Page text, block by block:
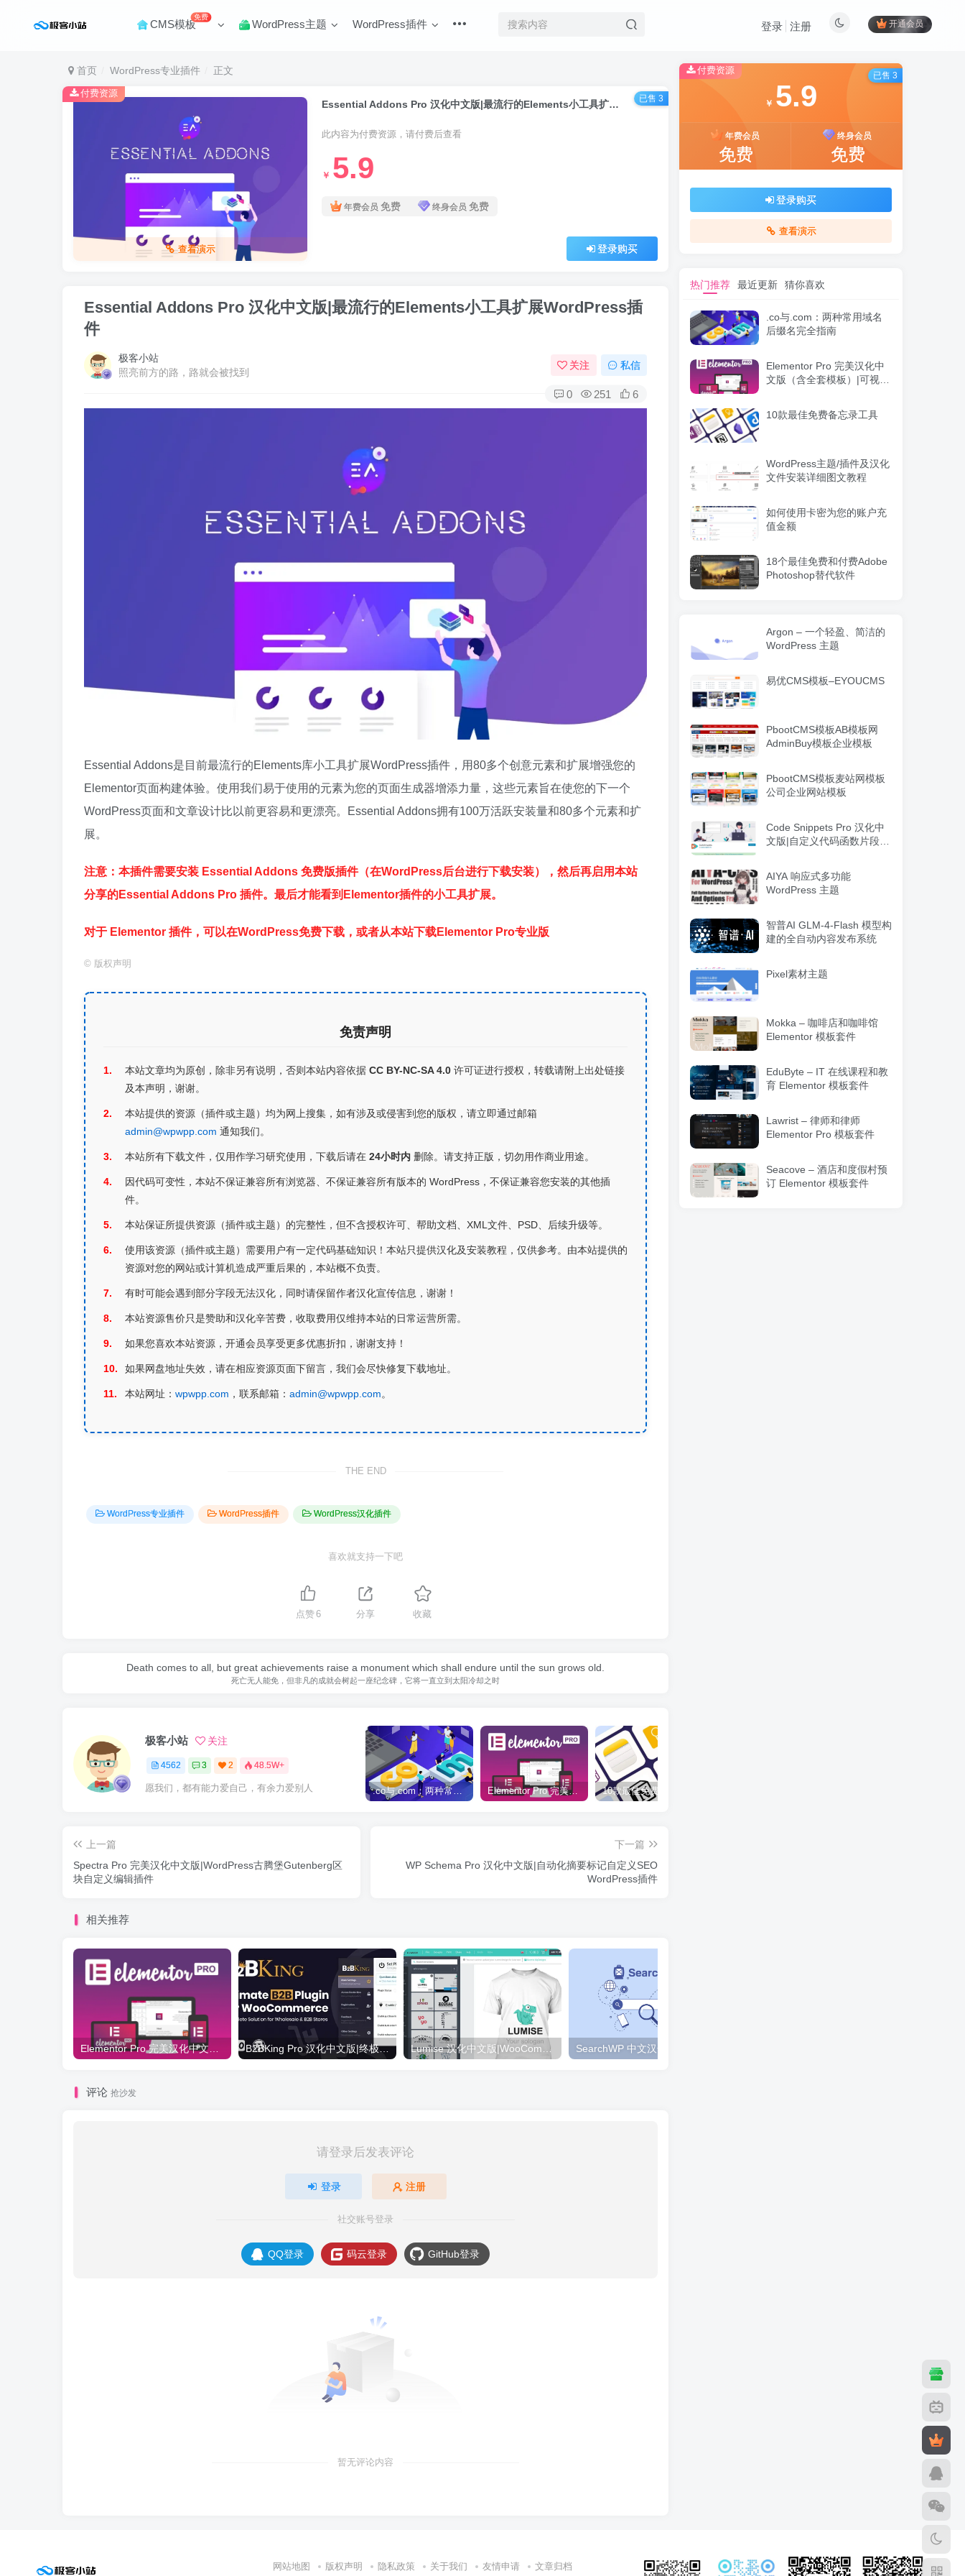
CMS模板
免费
WordPress主题 WordPress插件 开通会员
登录 注册
首页 WordPress专业插件 正文
查看演示
Essential Addons Pro 汉化中文版|最流行的Elements小工具扩展WordPress插件
此内容为付费资源，请付费后查看
￥ 5.9
年费会员 免费 终身会员 免费
登录购买
付费资源
已售 3
Essential Addons Pro 汉化中文版|最流行的Elements小工具扩展WordPress插
件
极客小站
照亮前方的路，路就会被找到
关注 私信
0 251 6
Essential Addons是目前最流行的Elements库小工具扩展WordPress插件，用80多个创意元素和扩展增强您的
Elementor页面构建体验。使用我们易于使用的元素为您的页面生成器增添力量，这些元素旨在使您的下一个
WordPress页面和文章设计比以前更容易和更漂亮。Essential Addons拥有100万活跃安装量和80多个元素和扩
展。
注意：本插件需要安装 Essential Addons 免费版插件（在WordPress后台进行下载安装），然后再启用本站
分享的Essential Addons Pro 插件。最后才能看到Elementor插件的小工具扩展。
对于 Elementor 插件，可以在WordPress免费下载，或者从本站下载Elementor Pro专业版
© 版权声明
免责声明
本站文章均为原创，除非另有说明，否则本站内容依据 CC BY-NC-SA 4.0 许可证进行授权，转载请附上出处链接
及本声明，谢谢。
本站提供的资源（插件或主题）均为网上搜集，如有涉及或侵害到您的版权，请立即通过邮箱
admin@wpwpp.com 通知我们。
本站所有下载文件，仅用作学习研究使用，下载后请在 24小时内 删除。请支持正版，切勿用作商业用途。
因代码可变性，本站不保证兼容所有浏览器、不保证兼容所有版本的 WordPress，不保证兼容您安装的其他插
件。
本站保证所提供资源（插件或主题）的完整性，但不含授权许可、帮助文档、XML文件、PSD、后续升级等。
使用该资源（插件或主题）需要用户有一定代码基础知识！本站只提供汉化及安装教程，仅供参考。由本站提供的
资源对您的网站或计算机造成严重后果的，本站概不负责。
有时可能会遇到部分字段无法汉化，同时请保留作者汉化宣传信息，谢谢！
本站资源售价只是赞助和汉化辛苦费，收取费用仅维持本站的日常运营所需。
如果您喜欢本站资源，开通会员享受更多优惠折扣，谢谢支持！
如果网盘地址失效，请在相应资源页面下留言，我们会尽快修复下载地址。
本站网址： wpwpp.com ，联系邮箱： admin@wpwpp.com。
THE END
WordPress专业插件 WordPress插件 WordPress汉化插件
喜欢就支持一下吧
点赞6 分享 收藏
Death comes to all, but great achievements raise a monument which shall endure until the sun grows old.
死亡无人能免，但非凡的成就会树起一座纪念碑，它将一直立到太阳冷却之时
极客小站 关注
4562 3 2 48.5W+
愿我们，都有能力爱自己，有余力爱别人 .co与.com：两种常用域名后缀名完全指南 Elementor Pro 完美汉化中文版（含全套模板）|可视化编辑页面自定义设计WordPress插件
上一篇
Spectra Pro 完美汉化中文版|WordPress古腾堡Gutenberg区
块自定义编辑插件
下一篇
WP Schema Pro 汉化中文版|自动化摘要标记自定义SEO
WordPress插件
相关推荐
Elementor Pro 完美汉化中文版（含全套模板）|可视化编辑页面自定义设计WordPress插件 B2BKing Pro 汉化中文版|终极WooCommerce B2B和批发插件下载 Lumise 汉化中文版|WooCommerce产品自定义设计插件
评论 抢沙发
请登录后发表评论
登录 注册
社交账号登录
QQ登录 码云登录 GitHub登录
暂无评论内容
付费资源
￥ 5.9
年费会员
免费
终身会员
免费
登录购买
查看演示
已售 3
热门推荐 最近更新 猜你喜欢
.co与.com：两种常用域名
后缀名完全指南
Elementor Pro 完美汉化中
文版（含全套模板）|可视化
10款最佳免费备忘录工具
WordPress主题/插件及汉化
文件安装详细图文教程
如何使用卡密为您的账户充
值金额
18个最佳免费和付费Adobe
Photoshop替代软件
Argon – 一个轻盈、简洁的
WordPress 主题
易优CMS模板–EYOUCMS
PbootCMS模板AB模板网
AdminBuy模板企业模板
PbootCMS模板麦站网模板
公司企业网站模板
Code Snippets Pro 汉化中
文版|自定义代码函数片段管
AIYA 响应式多功能
WordPress 主题
智普AI GLM-4-Flash 模型构
建的全自动内容发布系统
Pixel素材主题
Mokka – 咖啡店和咖啡馆
Elementor 模板套件
EduByte – IT 在线课程和教
育 Elementor 模板套件
Lawrist – 律师和律师
Elementor Pro 模板套件
Seacove – 酒店和度假村预
订 Elementor 模板套件
网站地图 版权声明 隐私政策 关于我们 友情申请 文章归档